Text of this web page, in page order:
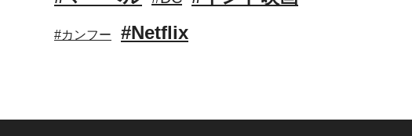
#カンフー #Netflix